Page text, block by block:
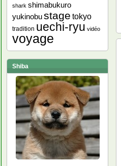
shark shimabukuro
yukinobu stage tokyo
tradition uechi-ryu vidéo
voyage
Shiba